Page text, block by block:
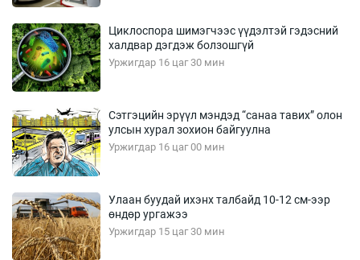
Циклоспора шимэгчээс үүдэлтэй гэдэсний
халдвар дэгдэж болзошгүй
Уржигдар 16 цаг 30 мин
Сэтгэцийн эрүүл мэндэд “санаа тавих” олон
улсын хурал зохион байгуулна
Уржигдар 16 цаг 00 мин
Улаан буудай ихэнх талбайд 10-12 см-ээр
өндөр ургажээ
Уржигдар 15 цаг 30 мин